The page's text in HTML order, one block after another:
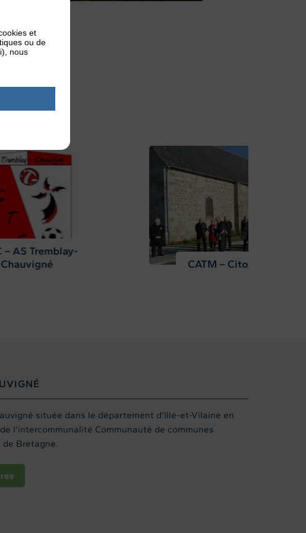
Gîte Les Granges
située dans le département d'Ille-et-Vilaine en
l'intercommunalité Communauté de communes
de Bretagne.
et
ou de
nous